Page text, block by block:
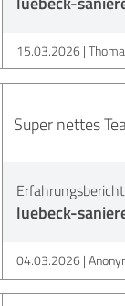
15.03.2026
Super nettes
luebeck-
04.03.2026